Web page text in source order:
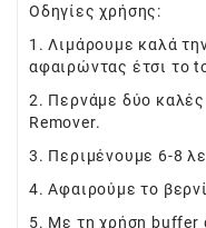
Οδηγίες χρήσης:
1. Λιμάρουμε καλά
αφαιρώντας έτσι το
2. Περνάμε δύο
Remover.
3. Περιμένουμε 6-8
4. Αφαιρούμε το
5. Με τη χρήση buffer